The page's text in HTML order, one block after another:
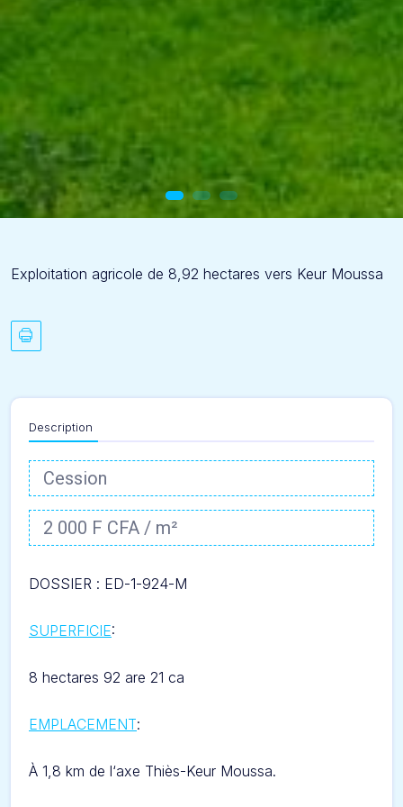
Exploitation agricole de 8,92 hectares vers Keur Moussa
Description
Cession
2 000 F CFA / m²
DOSSIER : ED-1-924-M
SUPERFICIE:
8 hectares 92 are 21 ca
EMPLACEMENT:
À 1,8 km de l‘axe Thiès-Keur Moussa.